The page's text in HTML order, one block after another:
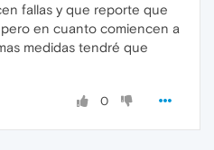
fallas y que reporte que
en cuanto comiencen a
medidas tendré que
0